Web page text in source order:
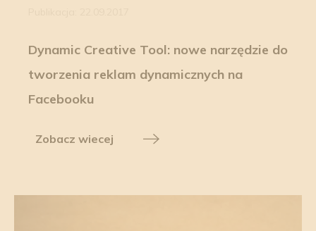
Dynamic Creative Tool: nowe narzędzie do
tworzenia reklam dynamicznych na
Facebooku
Zobacz wiecej